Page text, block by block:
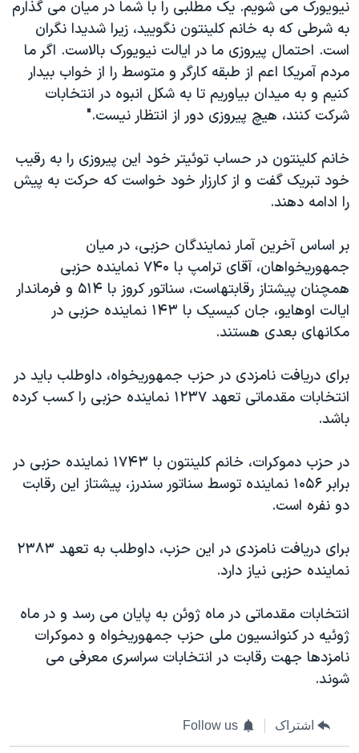
نیویورک می شویم. یک مطلبی را با شما در میان می گذارم
به شرطی که به خانم کلینتون نگویید، زیرا شدیدا نگران
است. احتمال پیروزی ما در ایالت نیویورک بالاست. اگر ما
مردم آمریکا اعم از طبقه کارگر و متوسط را از خواب بیدار
کنیم و به میدان بیاوریم تا به شکل انبوه در انتخابات
شرکت کنند، هیچ پیروزی دور از انتظار نیست."
خانم کلینتون در حساب توئیتر خود این پیروزی را به رقیب
خود تبریک گفت و از کارزار خود خواست که حرکت به پیش
را ادامه دهند.
بر اساس آخرین آمار نمایندگان حزبی، در میان
جمهوریخواهان، آقای ترامپ با ۷۴۰ نماینده حزبی
همچنان پیشتاز رقابتهاست، سناتور کروز با ۵۱۴ و فرماندار
ایالت اوهایو، جان کیسیک با ۱۴۳ نماینده حزبی در
مکانهای بعدی هستند.
برای دریافت نامزدی در حزب جمهوریخواه، داوطلب باید در
انتخابات مقدماتی تعهد ۱۲۳۷ نماینده حزبی را کسب کرده
باشد.
در حزب دموکرات، خانم کلینتون با ۱۷۴۳ نماینده حزبی در
برابر ۱۰۵۶ نماینده توسط سناتور سندرز، پیشتاز این رقابت
دو نفره است.
برای دریافت نامزدی در این حزب، داوطلب به تعهد ۲۳۸۳
نماینده حزبی نیاز دارد.
انتخابات مقدماتی در ماه ژوئن به پایان می رسد و در ماه
ژوئیه در کنوانسیون ملی حزب جمهوریخواه و دموکرات
نامزدها جهت رقابت در انتخابات سراسری معرفی می
شوند.
اشتراک Follow us